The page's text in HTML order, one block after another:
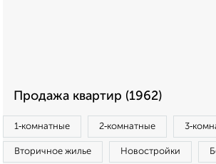
Продажа квартир (1962)
1‑комнатные 2‑комнатные
Вторичное жилье Новостройки